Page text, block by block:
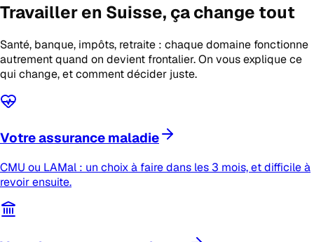
Travailler en Suisse, ça change tout
Santé, banque, impôts, retraite : chaque domaine fonctionne
autrement quand on devient frontalier. On vous explique ce
qui change, et comment décider juste.
Votre assurance maladie
CMU ou LAMal : un choix à faire dans les 3 mois, et difficile à
revoir ensuite.